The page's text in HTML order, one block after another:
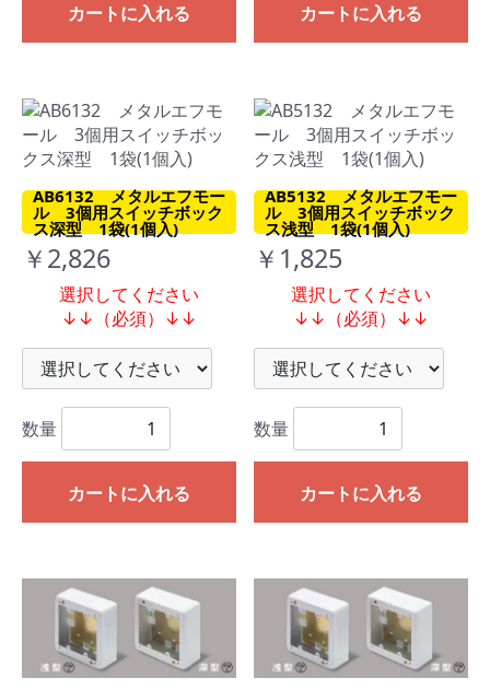
カートに入れる カートに入れる
AB6132 メタルエフモー
ル 3個用スイッチボック
ス深型 1袋(1個入)
￥2,826
選択してください
↓↓（必須）↓↓
数量
カートに入れる
AB5132 メタルエフモー
ル 3個用スイッチボック
ス浅型 1袋(1個入)
￥1,825
選択してください
↓↓（必須）↓↓
数量
カートに入れる